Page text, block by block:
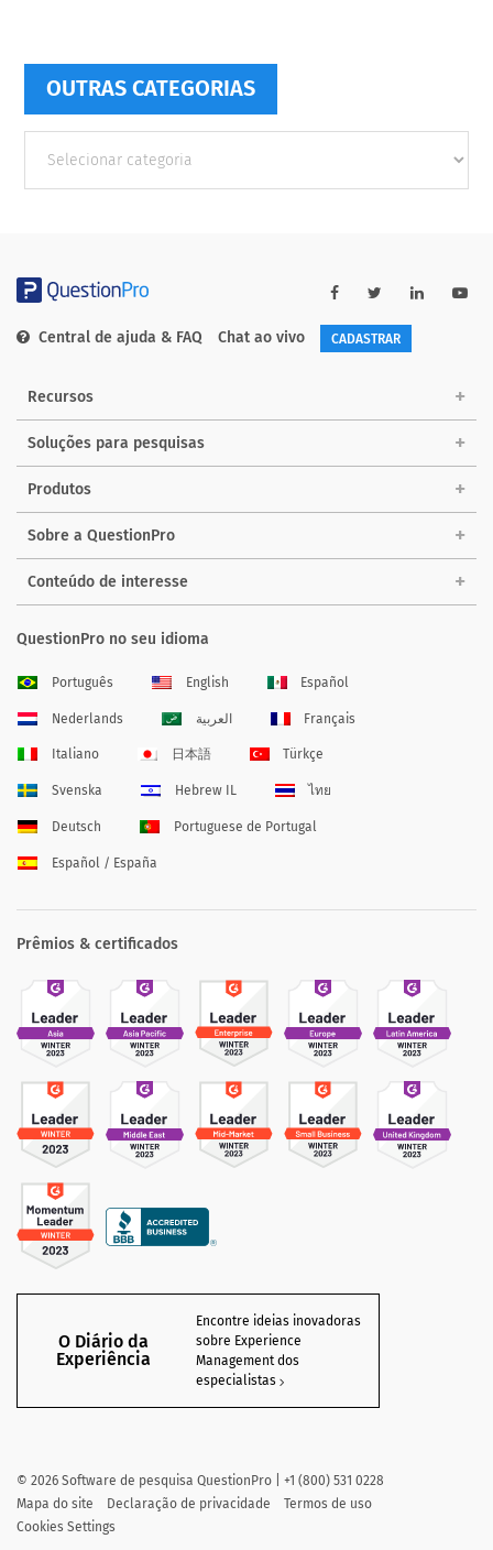
OUTRAS CATEGORIAS
Categorias
Central de ajuda & FAQ Chat ao vivo CADASTRAR
Recursos
Soluções para pesquisas
Produtos
Sobre a QuestionPro
Conteúdo de interesse
QuestionPro no seu idioma
Português English Español
Nederlands العربية Français
Italiano 日本語 Türkçe
Svenska Hebrew IL ไทย
Deutsch Portuguese de Portugal
Español / España
Prêmios & certificados
O Diário da
Experiência
Encontre ideias inovadoras
sobre Experience
Management dos
especialistas
© 2026 Software de pesquisa QuestionPro | +1 (800) 531 0228
Mapa do site
Declaração de privacidade
Termos de uso
Cookies Settings